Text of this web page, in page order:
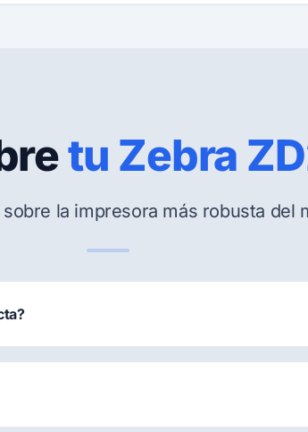
tu Zebra
la impresora más robusta del